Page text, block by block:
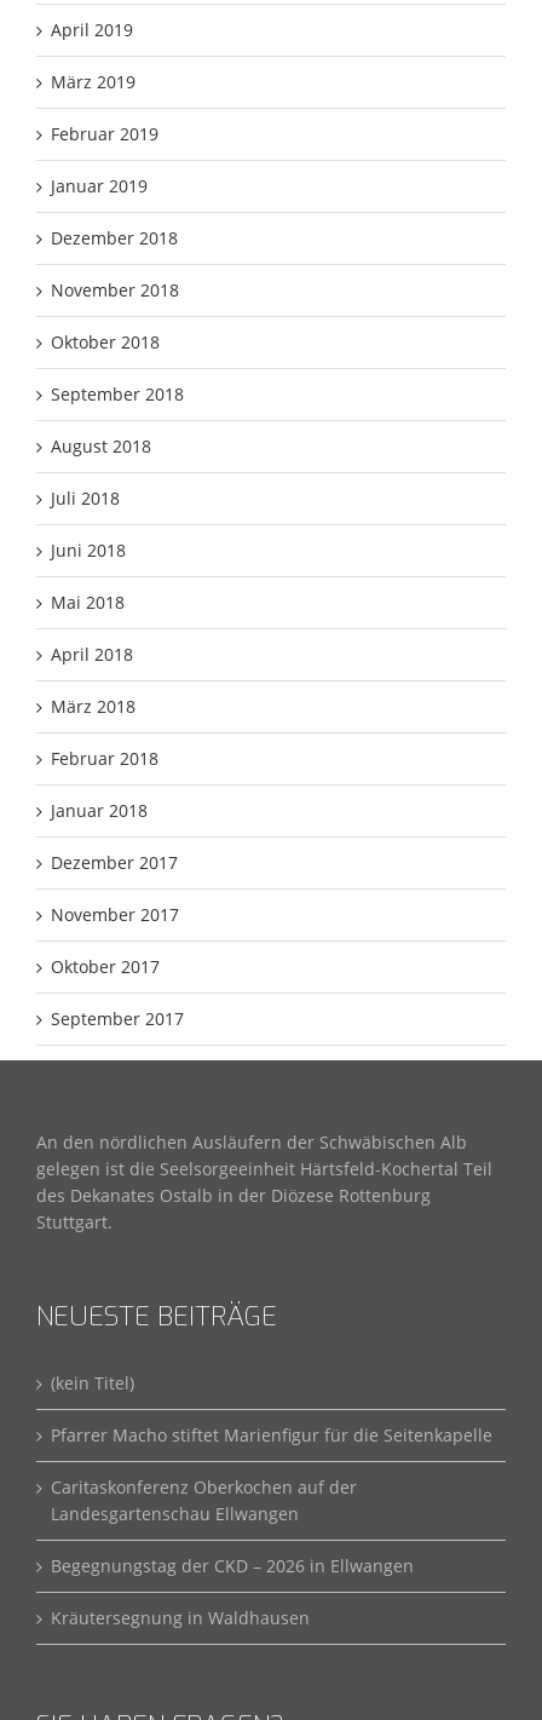
April 2019
März 2019
Februar 2019
Januar 2019
Dezember 2018
November 2018
Oktober 2018
September 2018
August 2018
Juli 2018
Juni 2018
Mai 2018
April 2018
März 2018
Februar 2018
Januar 2018
Dezember 2017
November 2017
Oktober 2017
September 2017
An den nördlichen Ausläufern der Schwäbischen Alb
gelegen ist die Seelsorgeeinheit Härtsfeld-Kochertal Teil
des Dekanates Ostalb in der Diözese Rottenburg
Stuttgart.
NEUESTE BEITRÄGE
(kein Titel)
Pfarrer Macho stiftet Marienfigur für die Seitenkapelle
Caritaskonferenz Oberkochen auf der
Landesgartenschau Ellwangen
Begegnungstag der CKD – 2026 in Ellwangen
Kräutersegnung in Waldhausen